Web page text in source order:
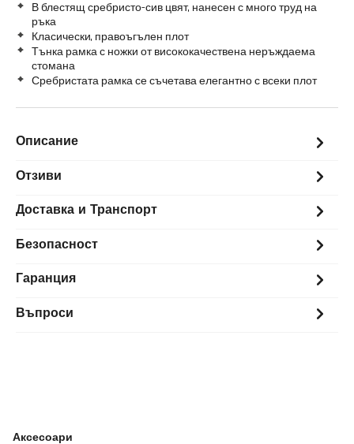
В блестящ сребристо-сив цвят, нанесен с много труд на
ръка
Класически, правоъгълен плот
Тънка рамка с ножки от висококачествена неръждаема
стомана
Сребристата рамка се съчетава елегантно с всеки плот
Описание
Отзиви
Доставка и Транспорт
Безопасност
Гаранция
Въпроси
Аксесоари